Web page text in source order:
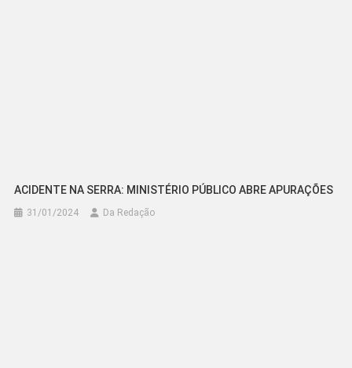
ACIDENTE NA SERRA: MINISTÉRIO PÚBLICO ABRE APURAÇÕES
31/01/2024 Da Redação